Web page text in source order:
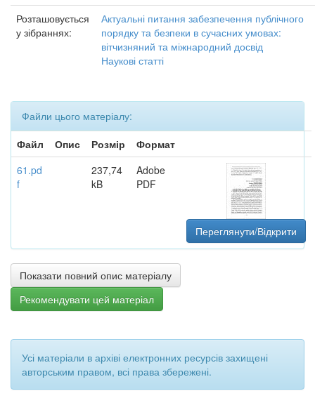
Розташовується
у зібраннях:
Актуальні питання забезпечення публічного
порядку та безпеки в сучасних умовах:
вітчизняний та міжнародний досвід
Наукові статті
Файли цього матеріалу:
Файл
Опис Розмір
Формат
61.pd
f
237,74
kB
Adobe
PDF
Переглянути/Відкрити
Показати повний опис матеріалу
Рекомендувати цей матеріал
Усі матеріали в архіві електронних ресурсів захищені
авторським правом, всі права збережені.